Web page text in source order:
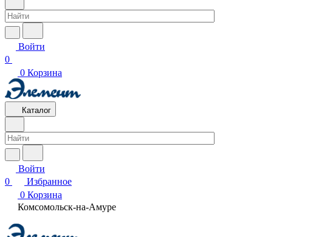
Войти
0
0 Корзина
Каталог
Войти
0
Избранное
0 Корзина
Комсомольск-на-Амуре